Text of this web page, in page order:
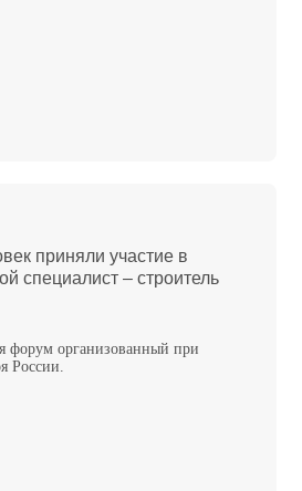
приняли участие в
специалист – строитель
форум организованный при
России.